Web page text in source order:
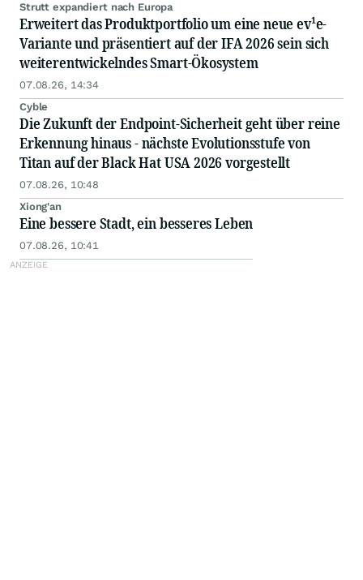
Strutt expandiert nach Europa
Erweitert das Produktportfolio um eine neue ev¹e-
Variante und präsentiert auf der IFA 2026 sein sich
weiterentwickelndes Smart-Ökosystem
07.08.26, 14:34
Cyble
Die Zukunft der Endpoint-Sicherheit geht über reine
Erkennung hinaus - nächste Evolutionsstufe von
Titan auf der Black Hat USA 2026 vorgestellt
07.08.26, 10:48
Xiong'an
Eine bessere Stadt, ein besseres Leben
07.08.26, 10:41